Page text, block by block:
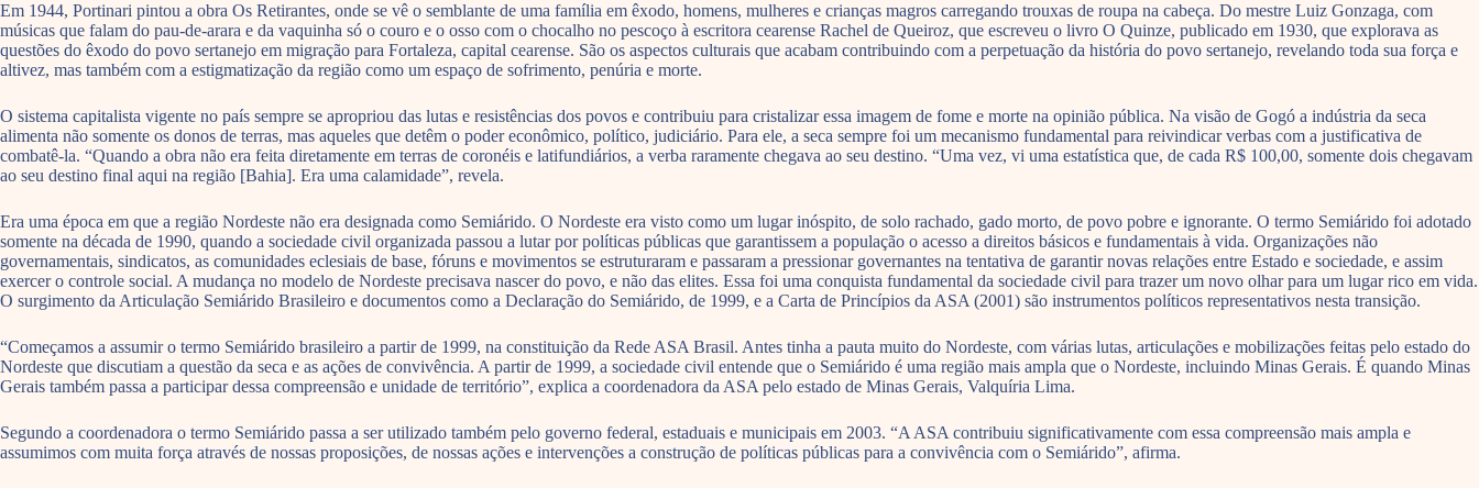
Em 1944, Portinari pintou a obra Os Retirantes, onde se vê o semblante de uma família em êxodo, homens, mulheres e crianças magros carregando trouxas de roupa na cabeça. Do mestre Luiz Gonzaga, com
músicas que falam do pau-de-arara e da vaquinha só o couro e o osso com o chocalho no pescoço à escritora cearense Rachel de Queiroz, que escreveu o livro O Quinze, publicado em 1930, que explorava as
questões do êxodo do povo sertanejo em migração para Fortaleza, capital cearense. São os aspectos culturais que acabam contribuindo com a perpetuação da história do povo sertanejo, revelando toda sua força e
altivez, mas também com a estigmatização da região como um espaço de sofrimento, penúria e morte.
O sistema capitalista vigente no país sempre se apropriou das lutas e resistências dos povos e contribuiu para cristalizar essa imagem de fome e morte na opinião pública. Na visão de Gogó a indústria da seca
alimenta não somente os donos de terras, mas aqueles que detêm o poder econômico, político, judiciário. Para ele, a seca sempre foi um mecanismo fundamental para reivindicar verbas com a justificativa de
combatê-la. “Quando a obra não era feita diretamente em terras de coronéis e latifundiários, a verba raramente chegava ao seu destino. “Uma vez, vi uma estatística que, de cada R$ 100,00, somente dois chegavam
ao seu destino final aqui na região [Bahia]. Era uma calamidade”, revela.
Era uma época em que a região Nordeste não era designada como Semiárido. O Nordeste era visto como um lugar inóspito, de solo rachado, gado morto, de povo pobre e ignorante. O termo Semiárido foi adotado
somente na década de 1990, quando a sociedade civil organizada passou a lutar por políticas públicas que garantissem a população o acesso a direitos básicos e fundamentais à vida. Organizações não
governamentais, sindicatos, as comunidades eclesiais de base, fóruns e movimentos se estruturaram e passaram a pressionar governantes na tentativa de garantir novas relações entre Estado e sociedade, e assim
exercer o controle social. A mudança no modelo de Nordeste precisava nascer do povo, e não das elites. Essa foi uma conquista fundamental da sociedade civil para trazer um novo olhar para um lugar rico em vida.
O surgimento da Articulação Semiárido Brasileiro e documentos como a Declaração do Semiárido, de 1999, e a Carta de Princípios da ASA (2001) são instrumentos políticos representativos nesta transição.
“Começamos a assumir o termo Semiárido brasileiro a partir de 1999, na constituição da Rede ASA Brasil. Antes tinha a pauta muito do Nordeste, com várias lutas, articulações e mobilizações feitas pelo estado do
Nordeste que discutiam a questão da seca e as ações de convivência. A partir de 1999, a sociedade civil entende que o Semiárido é uma região mais ampla que o Nordeste, incluindo Minas Gerais. É quando Minas
Gerais também passa a participar dessa compreensão e unidade de território”, explica a coordenadora da ASA pelo estado de Minas Gerais, Valquíria Lima.
Segundo a coordenadora o termo Semiárido passa a ser utilizado também pelo governo federal, estaduais e municipais em 2003. “A ASA contribuiu significativamente com essa compreensão mais ampla e
assumimos com muita força através de nossas proposições, de nossas ações e intervenções a construção de políticas públicas para a convivência com o Semiárido”, afirma.